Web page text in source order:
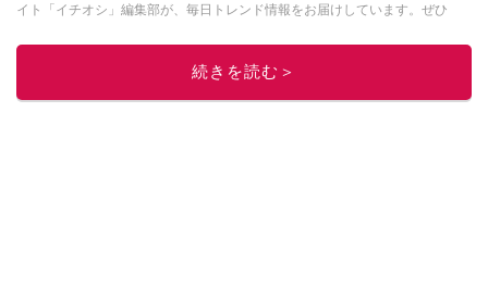
イト「イチオシ」編集部が、毎日トレンド情報をお届けしています。ぜひ
このイチオシストの他の記事を読む
続きを読む＞